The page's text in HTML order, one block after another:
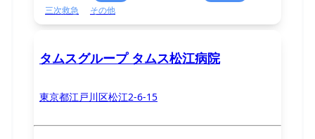
三次救急
その他
タムスグループ タムス松江病院
東京都江戸川区松江2-6-15